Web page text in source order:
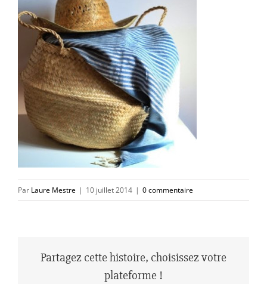
Par Laure Mestre | 10 juillet 2014 | 0 commentaire
Partagez cette histoire, choisissez votre
plateforme !